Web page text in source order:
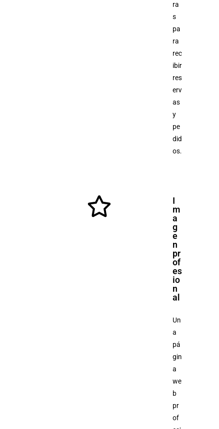
ra
s
pa
ra
rec
ibir
res
erv
as
y
pe
did
os.
I
m
a
g
e
n
pr
of
es
io
n
al
Un
a
pá
gin
a
we
b
pr
of